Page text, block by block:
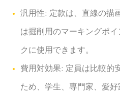
汎用性: 定款は、直線の描
は掘削用のマーキングポ
クに使用できます。
費用対効果: 定員は比較的
ため、学生、専門家、愛